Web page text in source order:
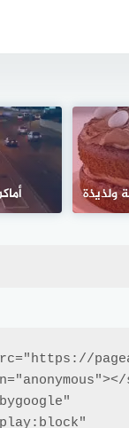
ولذيذة